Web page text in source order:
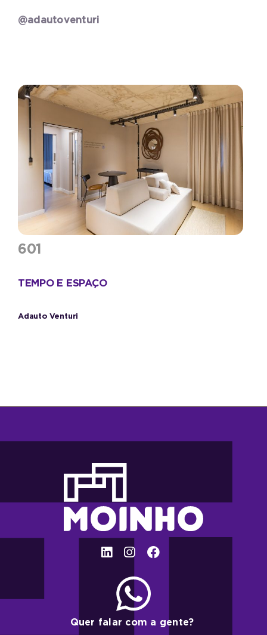
@adautoventuri
601
TEMPO E ESPAÇO
Adauto Venturi
Quer falar com a gente?